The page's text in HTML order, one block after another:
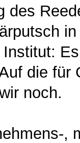
des
die
noch.
,